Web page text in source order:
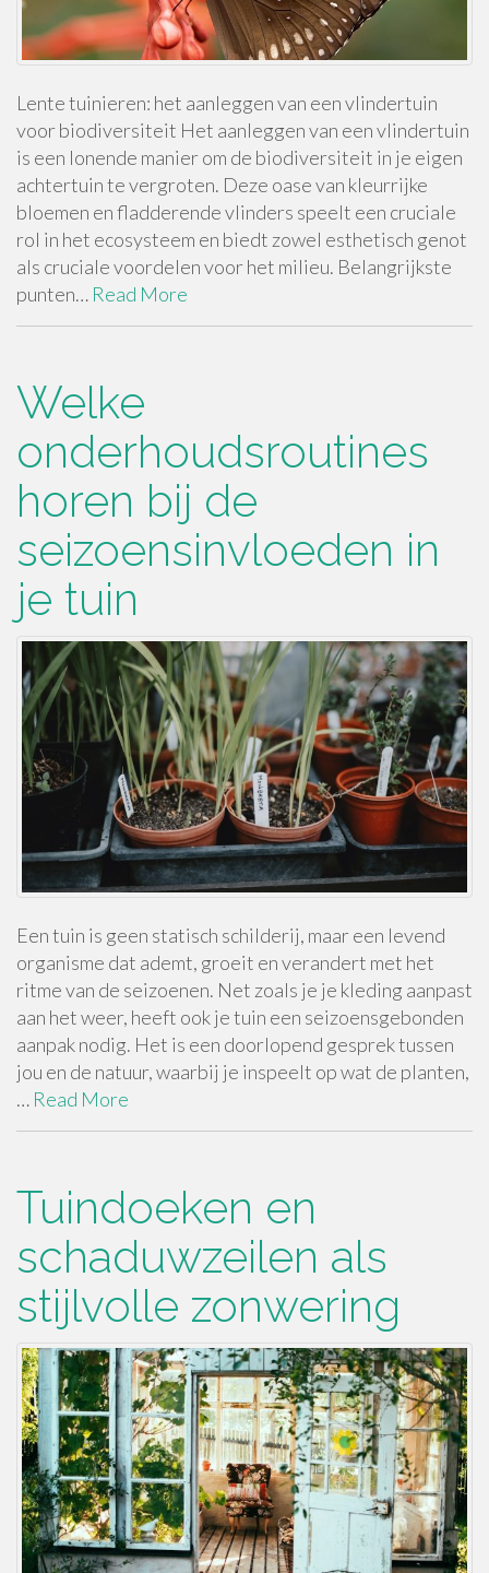
Lente tuinieren: het aanleggen van een vlindertuin
voor biodiversiteit Het aanleggen van een vlindertuin
is een lonende manier om de biodiversiteit in je eigen
achtertuin te vergroten. Deze oase van kleurrijke
bloemen en fladderende vlinders speelt een cruciale
rol in het ecosysteem en biedt zowel esthetisch genot
als cruciale voordelen voor het milieu. Belangrijkste
punten… Read More
Welke
onderhoudsroutines
horen bij de
seizoensinvloeden in
je tuin
Een tuin is geen statisch schilderij, maar een levend
organisme dat ademt, groeit en verandert met het
ritme van de seizoenen. Net zoals je je kleding aanpast
aan het weer, heeft ook je tuin een seizoensgebonden
aanpak nodig. Het is een doorlopend gesprek tussen
jou en de natuur, waarbij je inspeelt op wat de planten,
… Read More
Tuindoeken en
schaduwzeilen als
stijlvolle zonwering